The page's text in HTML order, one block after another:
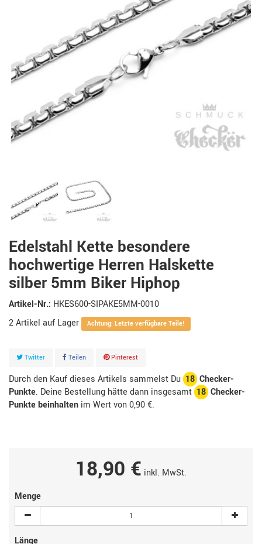
Edelstahl Kette besondere
hochwertige Herren Halskette
silber 5mm Biker Hiphop
Artikel-Nr.: HKES600-SIPAKE5MM-0010
2Artikel Achtung: Letzte verfügbare Teile!
Twitter Teilen Pinterest
Durch den Kauf dieses Artikels sammelst Du 18 Checker-
Punkte. Deine Bestellung hätte dann insgesamt 18 Checker-
Punkte beinhalten im Wert von0,90 €.
18,90 € inkl. MwSt.
Menge
Länge